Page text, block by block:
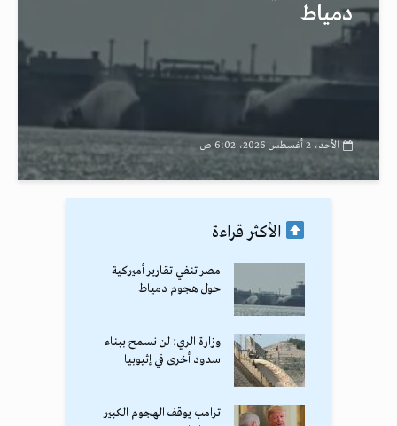
دمياط
الأحد، 2 أغسطس 2026، 6:02 ص
الأكثر قراءة
مصر تنفي تقارير أميركية
حول هجوم دمياط
وزارة الري: لن نسمح ببناء
سدود أخرى في إثيوبيا
ترامب يوقف الهجوم الكبير